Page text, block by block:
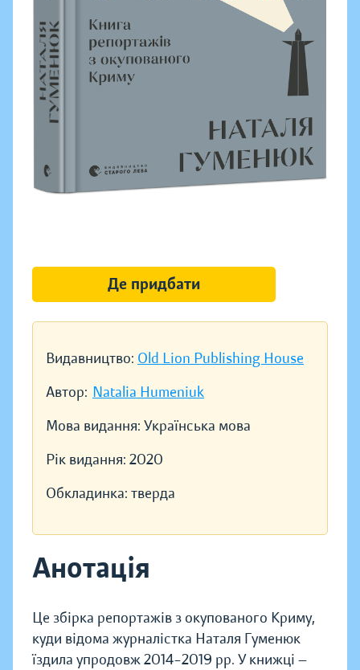
Видавництво: Old Lion Publishing House
Автор: Natalia Humeniuk
Мова видання: Українська мова
Рік видання: 2020
Обкладинка: тверда
Анотація
Це збірка репортажів з окупованого Криму,
куди відома журналістка Наталя Гуменюк
їздила упродовж 2014–2019 рр. У книжці —
Де придбати